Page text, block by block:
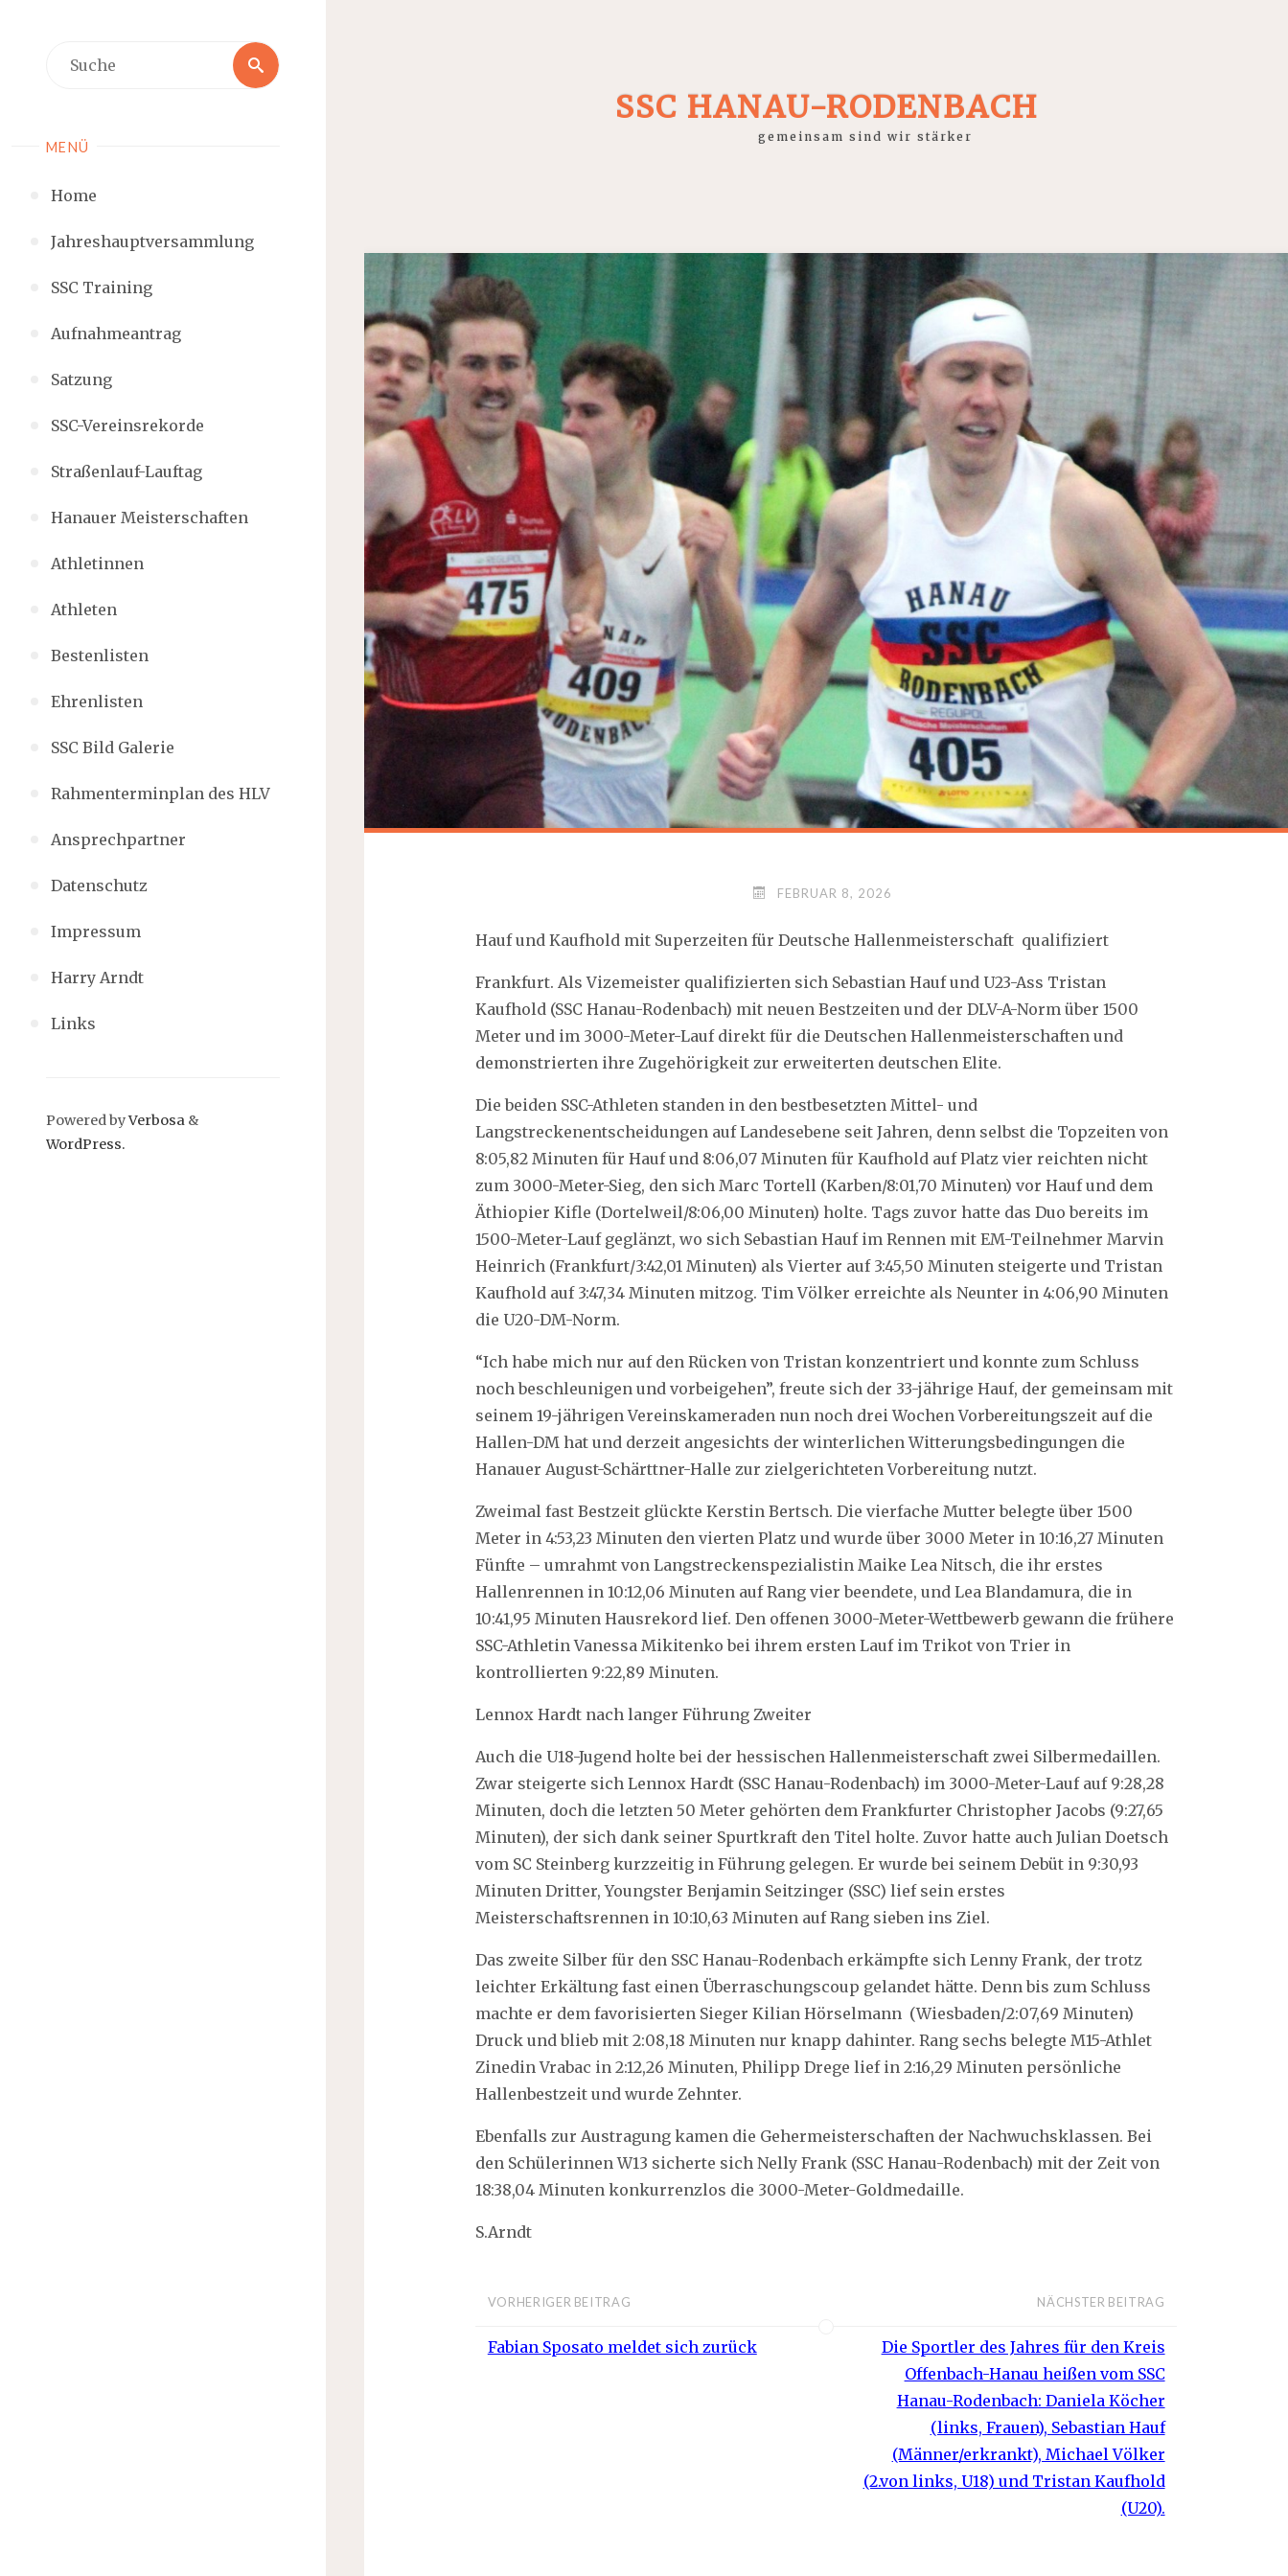
MENÜ
Home
Jahreshauptversammlung
SSC Training
Aufnahmeantrag
Satzung
SSC-Vereinsrekorde
Straßenlauf-Lauftag
Hanauer Meisterschaften
Athletinnen
Athleten
Bestenlisten
Ehrenlisten
SSC Bild Galerie
Rahmenterminplan des HLV
Ansprechpartner
Datenschutz
Impressum
Harry Arndt
Links
Powered byVerbosa &
WordPress.
SSC HANAU-RODENBACH
gemeinsam sind wir stärker
FEBRUAR 8, 2026
Hauf und Kaufhold mit Superzeiten für Deutsche Hallenmeisterschaft qualifiziert
Frankfurt. Als Vizemeister qualifizierten sich Sebastian Hauf und U23-Ass Tristan
Kaufhold (SSC Hanau-Rodenbach) mit neuen Bestzeiten und der DLV-A-Norm über 1500
Meter und im 3000-Meter-Lauf direkt für die Deutschen Hallenmeisterschaften und
demonstrierten ihre Zugehörigkeit zur erweiterten deutschen Elite.
Die beiden SSC-Athleten standen in den bestbesetzten Mittel- und
Langstreckenentscheidungen auf Landesebene seit Jahren, denn selbst die Topzeiten von
8:05,82 Minuten für Hauf und 8:06,07 Minuten für Kaufhold auf Platz vier reichten nicht
zum 3000-Meter-Sieg, den sich Marc Tortell (Karben/8:01,70 Minuten) vor Hauf und dem
Äthiopier Kifle (Dortelweil/8:06,00 Minuten) holte. Tags zuvor hatte das Duo bereits im
1500-Meter-Lauf geglänzt, wo sich Sebastian Hauf im Rennen mit EM-Teilnehmer Marvin
Heinrich (Frankfurt/3:42,01 Minuten) als Vierter auf 3:45,50 Minuten steigerte und Tristan
Kaufhold auf 3:47,34 Minuten mitzog. Tim Völker erreichte als Neunter in 4:06,90 Minuten
die U20-DM-Norm.
“Ich habe mich nur auf den Rücken von Tristan konzentriert und konnte zum Schluss
noch beschleunigen und vorbeigehen”, freute sich der 33-jährige Hauf, der gemeinsam mit
seinem 19-jährigen Vereinskameraden nun noch drei Wochen Vorbereitungszeit auf die
Hallen-DM hat und derzeit angesichts der winterlichen Witterungsbedingungen die
Hanauer August-Schärttner-Halle zur zielgerichteten Vorbereitung nutzt.
Zweimal fast Bestzeit glückte Kerstin Bertsch. Die vierfache Mutter belegte über 1500
Meter in 4:53,23 Minuten den vierten Platz und wurde über 3000 Meter in 10:16,27 Minuten
Fünfte – umrahmt von Langstreckenspezialistin Maike Lea Nitsch, die ihr erstes
Hallenrennen in 10:12,06 Minuten auf Rang vier beendete, und Lea Blandamura, die in
10:41,95 Minuten Hausrekord lief. Den offenen 3000-Meter-Wettbewerb gewann die frühere
SSC-Athletin Vanessa Mikitenko bei ihrem ersten Lauf im Trikot von Trier in
kontrollierten 9:22,89 Minuten.
Lennox Hardt nach langer Führung Zweiter
Auch die U18-Jugend holte bei der hessischen Hallenmeisterschaft zwei Silbermedaillen.
Zwar steigerte sich Lennox Hardt (SSC Hanau-Rodenbach) im 3000-Meter-Lauf auf 9:28,28
Minuten, doch die letzten 50 Meter gehörten dem Frankfurter Christopher Jacobs (9:27,65
Minuten), der sich dank seiner Spurtkraft den Titel holte. Zuvor hatte auch Julian Doetsch
vom SC Steinberg kurzzeitig in Führung gelegen. Er wurde bei seinem Debüt in 9:30,93
Minuten Dritter, Youngster Benjamin Seitzinger (SSC) lief sein erstes
Meisterschaftsrennen in 10:10,63 Minuten auf Rang sieben ins Ziel.
Das zweite Silber für den SSC Hanau-Rodenbach erkämpfte sich Lenny Frank, der trotz
leichter Erkältung fast einen Überraschungscoup gelandet hätte. Denn bis zum Schluss
machte er dem favorisierten Sieger Kilian Hörselmann (Wiesbaden/2:07,69 Minuten)
Druck und blieb mit 2:08,18 Minuten nur knapp dahinter. Rang sechs belegte M15-Athlet
Zinedin Vrabac in 2:12,26 Minuten, Philipp Drege lief in 2:16,29 Minuten persönliche
Hallenbestzeit und wurde Zehnter.
Ebenfalls zur Austragung kamen die Gehermeisterschaften der Nachwuchsklassen. Bei
den Schülerinnen W13 sicherte sich Nelly Frank (SSC Hanau-Rodenbach) mit der Zeit von
18:38,04 Minuten konkurrenzlos die 3000-Meter-Goldmedaille.
S.Arndt
VORHERIGER BEITRAG
Fabian Sposato meldet sich zurück
NÄCHSTER BEITRAG
Die Sportler des Jahres für den Kreis
Offenbach-Hanau heißen vom SSC
Hanau-Rodenbach: Daniela Köcher
(links, Frauen), Sebastian Hauf
(Männer/erkrankt), Michael Völker
(2.von links, U18) und Tristan Kaufhold
(U20).